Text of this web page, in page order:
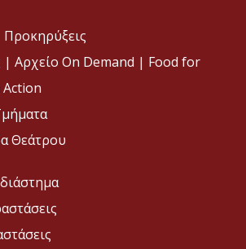
Προκηρύξεις
| Αρχείο On Demand | Food for
Θεάτρου